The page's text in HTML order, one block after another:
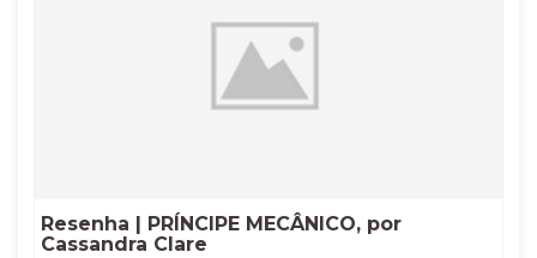
Resenha | PRÍNCIPE MECÂNICO, por
Cassandra Clare